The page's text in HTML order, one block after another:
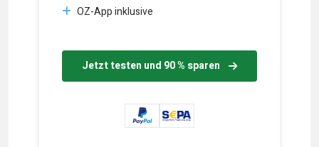
OZ-App inklusive
Jetzt testen und 90 % sparen